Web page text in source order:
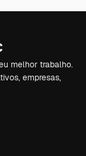
melhor trabalho.
empresas,